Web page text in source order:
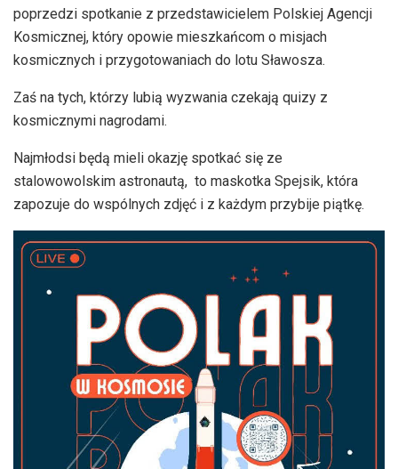
poprzedzi spotkanie z przedstawicielem Polskiej Agencji
Kosmicznej, który opowie mieszkańcom o misjach
kosmicznych i przygotowaniach do lotu Sławosza.
Zaś na tych, którzy lubią wyzwania czekają quizy z
kosmicznymi nagrodami.
Najmłodsi będą mieli okazję spotkać się ze
stalowowolskim astronautą, to maskotka Spejsik, która
zapozuje do wspólnych zdjęć i z każdym przybije piątkę.